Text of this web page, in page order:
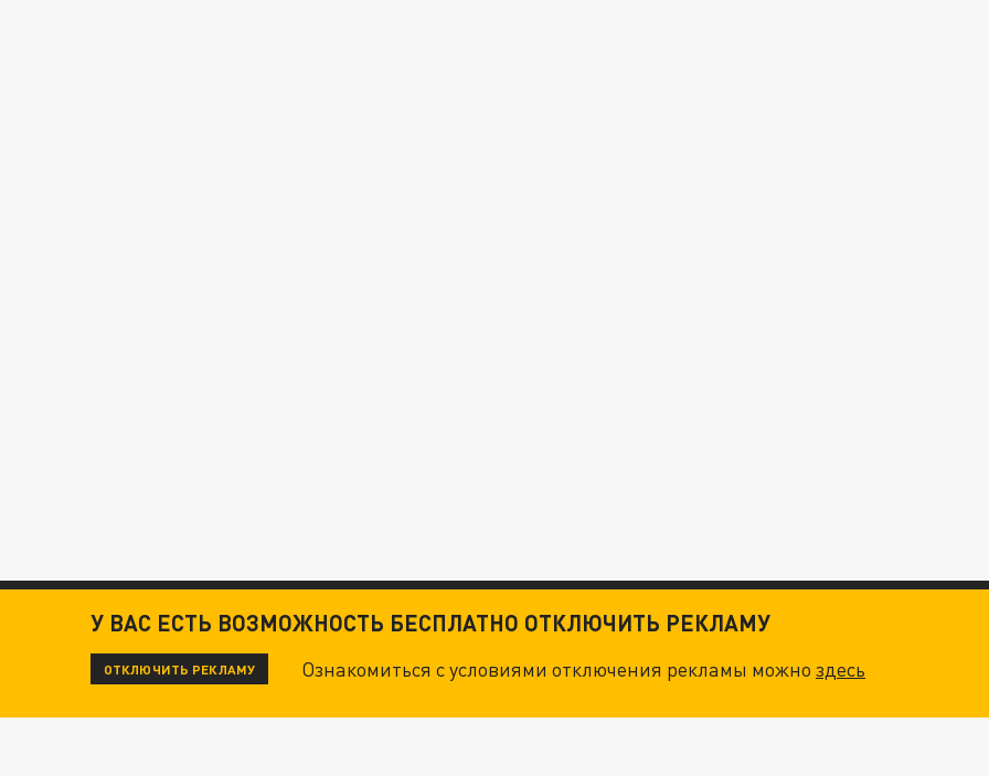
У ВАС ЕСТЬ ВОЗМОЖНОСТЬ БЕСПЛАТНО ОТКЛЮЧИТЬ РЕКЛАМУ
ОТКЛЮЧИТЬ РЕКЛАМУ Ознакомиться с условиями отключения рекламы можноздесь